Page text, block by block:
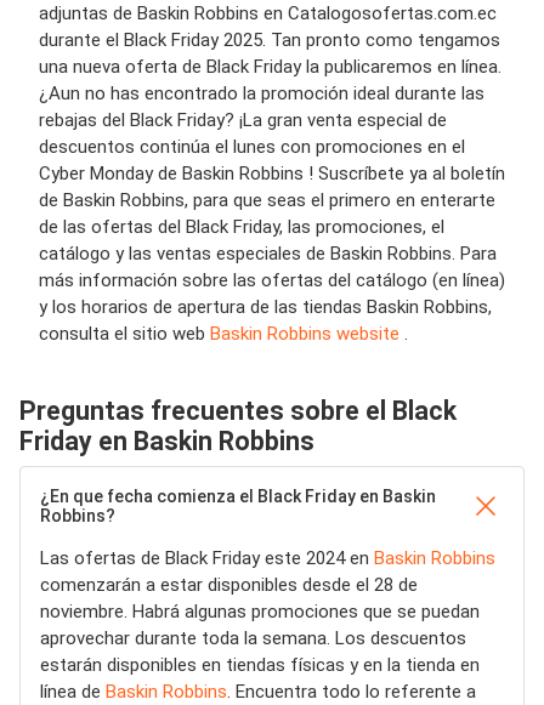
adjuntas de Baskin Robbins en Catalogosofertas.com.ec
durante el Black Friday 2025. Tan pronto como tengamos
una nueva oferta de Black Friday la publicaremos en línea.
¿Aun no has encontrado la promoción ideal durante las
rebajas del Black Friday? ¡La gran venta especial de
descuentos continúa el lunes con promociones en el
Cyber Monday de Baskin Robbins ! Suscríbete ya al boletín
de Baskin Robbins, para que seas el primero en enterarte
de las ofertas del Black Friday, las promociones, el
catálogo y las ventas especiales de Baskin Robbins. Para
más información sobre las ofertas del catálogo (en línea)
y los horarios de apertura de las tiendas Baskin Robbins,
consulta el sitio web Baskin Robbins website .
Preguntas frecuentes sobre el Black
Friday en Baskin Robbins
¿En que fecha comienza el Black Friday en Baskin
Robbins?
Las ofertas de Black Friday este 2024 en Baskin Robbins
comenzarán a estar disponibles desde el 28 de
noviembre. Habrá algunas promociones que se puedan
aprovechar durante toda la semana. Los descuentos
estarán disponibles en tiendas físicas y en la tienda en
línea de Baskin Robbins. Encuentra todo lo referente a